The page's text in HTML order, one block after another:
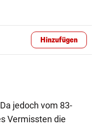
Hinzufügen
jedoch vom 83-
Vermissten die